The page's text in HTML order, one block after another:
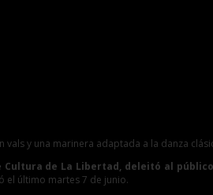
y una marinera adaptada a la danza
de La Libertad, deleitó al
el último martes 7 de junio.